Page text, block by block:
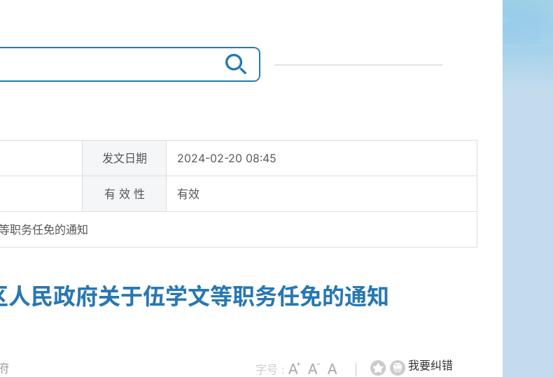
发文日期 2024-02-20 08:45
有 效 性 有效
职务任免的通知
民政府关于伍学文等职务任免的通知
我要纠错
字号 :